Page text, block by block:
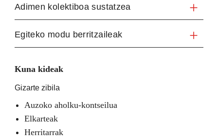
Adimen kolektiboa sustatzea
Egiteko modu berritzaileak
Kuna kideak
Gizarte zibila
Auzoko aholku-kontseilua
Elkarteak
Herritarrak